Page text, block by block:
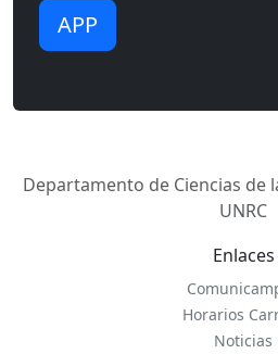
APP
Enlaces
Horarios
Noticias
Departamento de Ciencias de
UNRC